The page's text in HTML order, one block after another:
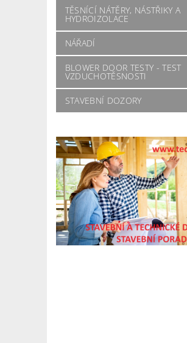
TĚSNÍCÍ NÁTĚRY, NÁSTŘIKY A
HYDROIZOLACE
NÁŘADÍ
BLOWER DOOR TESTY - TEST
VZDUCHOTĚSNOSTI
STAVEBNÍ DOZORY